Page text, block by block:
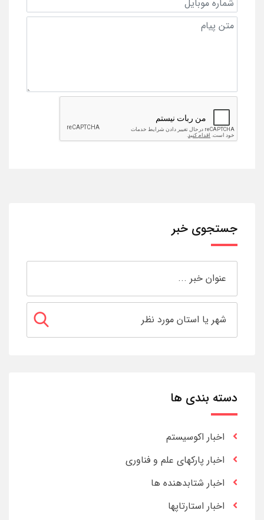
جستجوی خبر
دسته بندی ها
اخبار اکوسیستم
اخبار پارکهای علم و فناوری
اخبار شتابدهنده ها
اخبار استارتاپها